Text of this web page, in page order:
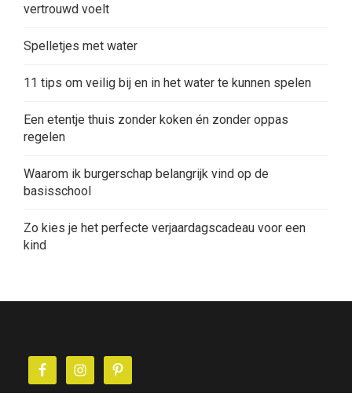
vertrouwd voelt
Spelletjes met water
11 tips om veilig bij en in het water te kunnen spelen
Een etentje thuis zonder koken én zonder oppas
regelen
Waarom ik burgerschap belangrijk vind op de
basisschool
Zo kies je het perfecte verjaardagscadeau voor een
kind